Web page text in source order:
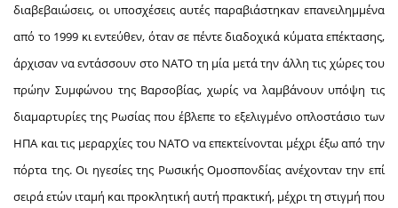
διαβεβαιώσεις, οι υποσχέσεις αυτές παραβιάστηκαν επανειλημμένα
από το 1999 κι εντεύθεν, όταν σε πέντε διαδοχικά κύματα επέκτασης,
άρχισαν να εντάσσουν στο ΝΑΤΟ τη μία μετά την άλλη τις χώρες του
πρώην Συμφώνου της Βαρσοβίας, χωρίς να λαμβάνουν υπόψη τις
διαμαρτυρίες της Ρωσίας που έβλεπε το εξελιγμένο οπλοστάσιο των
ΗΠΑ και τις μεραρχίες του ΝΑΤΟ να επεκτείνονται μέχρι έξω από την
πόρτα της. Οι ηγεσίες της Ρωσικής Ομοσπονδίας ανέχονταν την επί
σειρά ετών ιταμή και προκλητική αυτή πρακτική, μέχρι τη στιγμή που